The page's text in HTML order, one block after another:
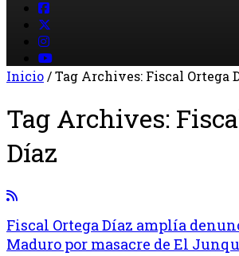
Inicio/Tag Archives: Fiscal Ortega
Tag Archives:
Díaz
Fiscal Ortega Díaz amplía
Maduro por masacre de El